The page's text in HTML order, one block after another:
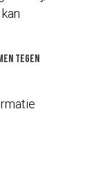
tegen